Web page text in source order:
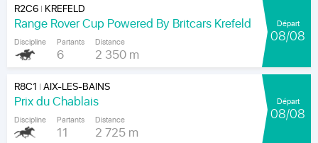
R2C6| KREFELD
Range Rover Cup Powered By Britcars Krefeld
Discipline Partants
6
Distance
2 350 m
Départ
08/08
R8C1 |AIX-LES-BAINS
Prix du Chablais
Discipline Partants
11
Distance
2 725 m
Départ
08/08